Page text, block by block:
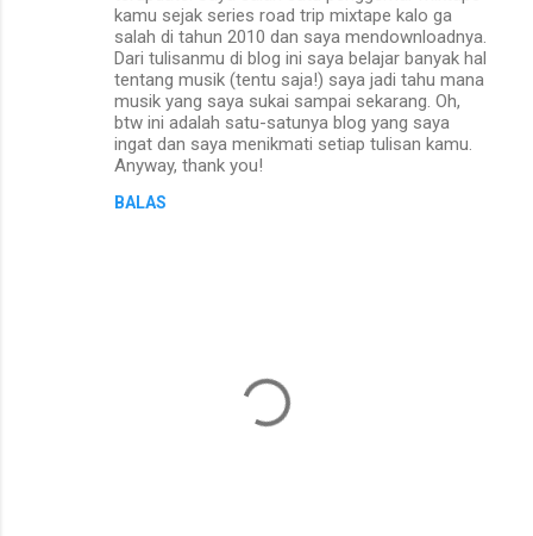
kamu sejak series road trip mixtape kalo ga
salah di tahun 2010 dan saya mendownloadnya.
Dari tulisanmu di blog ini saya belajar banyak hal
tentang musik (tentu saja!) saya jadi tahu mana
musik yang saya sukai sampai sekarang. Oh,
btw ini adalah satu-satunya blog yang saya
ingat dan saya menikmati setiap tulisan kamu.
Anyway, thank you!
BALAS